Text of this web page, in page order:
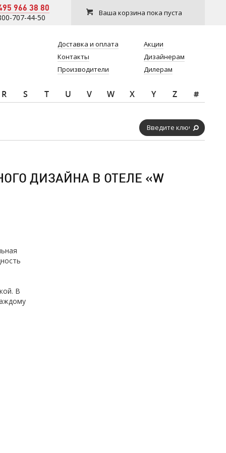
966 38 80
707-44-50 Ваша корзина пока пуста
Доставка и оплата
Контакты
Производители
Акции
Дизайнерам
Дилерам
R S T U V W X Y Z #
ДИЗАЙНА В ОТЕЛЕ «W
В